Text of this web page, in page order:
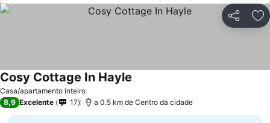
Partilhar
Casa/apartamento inteiro
Cosy Cottage In Hayle
8,9 Excelente 17 a 0.5 km de Centro da cidade